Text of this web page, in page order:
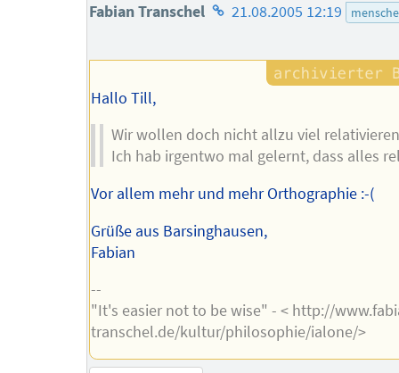
Fabian Transchel Homepage
Autors
21.08.2005 12:19
Hallo Till,
Wir wollen doch nicht allzu viel
Ich hab irgentwo mal gelernt, dass alles
Vor allem mehr und mehr Orthographie :-(
Grüße aus Barsinghausen,
Fabian
--
"It's easier not to be wise" - < http://
transchel.de/kultur/philosophie/ialone/>